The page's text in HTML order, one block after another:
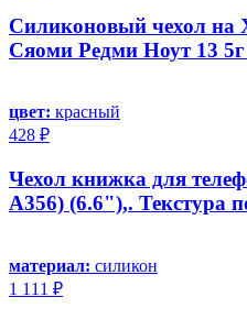
Силиконовый чехол на
Сяоми Редми Ноут 13
цвет: красный
428 ₽
Чехол книжка для
A356) (6.6"),. Текстура
материал: силикон
1 111 ₽